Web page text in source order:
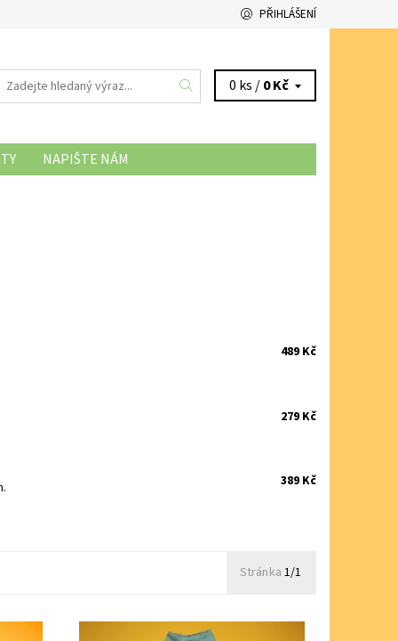
PŘIHLÁŠENÍ
0 ks /0 Kč
NAPIŠTE NÁM
489 Kč
279 Kč
389 Kč
Stránka 1/1